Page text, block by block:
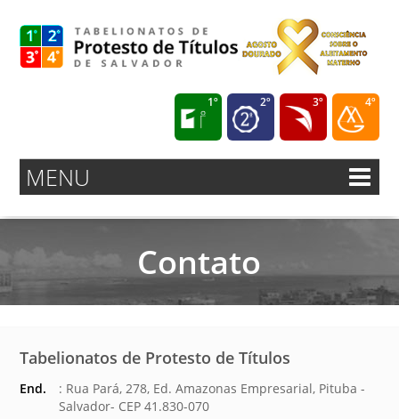
1º 2º 3º 4º
MENU
Contato
Tabelionatos de Protesto de Títulos
End.
: Rua Pará, 278, Ed. Amazonas Empresarial, Pituba -
Salvador- CEP 41.830-070